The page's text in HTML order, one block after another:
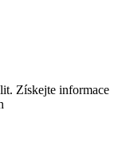
Získejte informace